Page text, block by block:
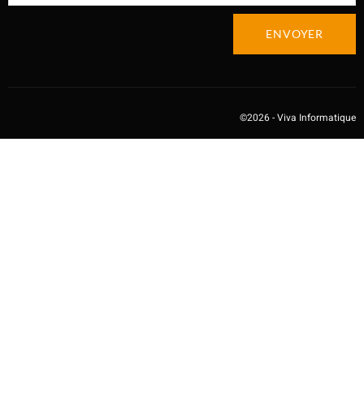
ENVOYER
©2026 - Viva Informatique